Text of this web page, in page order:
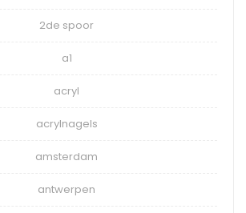
2de spoor
a1
acryl
acrylnagels
amsterdam
antwerpen